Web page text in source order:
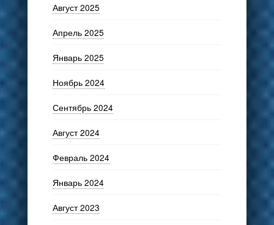
Август 2025
Апрель 2025
Январь 2025
Ноябрь 2024
Сентябрь 2024
Август 2024
Февраль 2024
Январь 2024
Август 2023